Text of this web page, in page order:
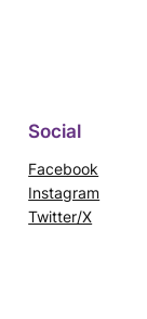
Social
Facebook
Instagram
Twitter/X